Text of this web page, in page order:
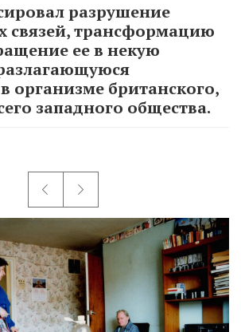
разрушение
связей, трансформацию
ее в некую
организме британского,
западного общества.